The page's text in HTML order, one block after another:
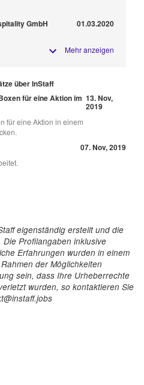
GmbH 01.03.2020
Mehr anzeigen
über InStaff
für eine Aktion im 13. Nov,
2019
für eine Aktion in einem
07. Nov, 2019
eigenständig erstellt und die
Profilangaben inklusive
Erfahrungen wurden in einem
der Möglichkeiten
sein, dass Ihre Urheberrechte
wurden, so kontaktieren Sie